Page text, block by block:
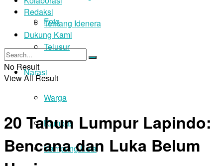
Redaksi
Tentang Idenera
Dukung Kami
No Result
View All Result
Foto
Telusur
Narasi
Warga
Kampus
Kampung Kota
20 Tahun Lumpur Lapindo:
Bencana dan Luka Belum